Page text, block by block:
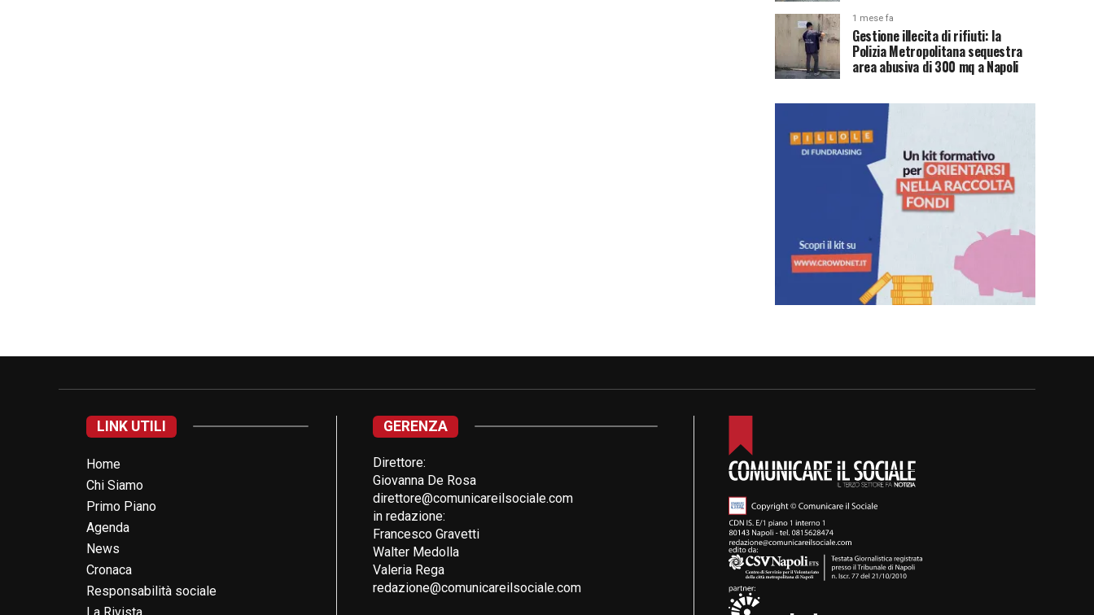
1 mese fa
Gestione illecita di rifiuti: la
Polizia Metropolitana sequestra
area abusiva di 300 mq a Napoli
LINK UTILI
Home
Chi Siamo
Primo Piano
Agenda
News
Cronaca
Responsabilità sociale
GERENZA
Direttore:
Giovanna De Rosa
direttore@comunicareilsociale.com
in redazione:
Francesco Gravetti
Walter Medolla
Valeria Rega
redazione@comunicareilsociale.com